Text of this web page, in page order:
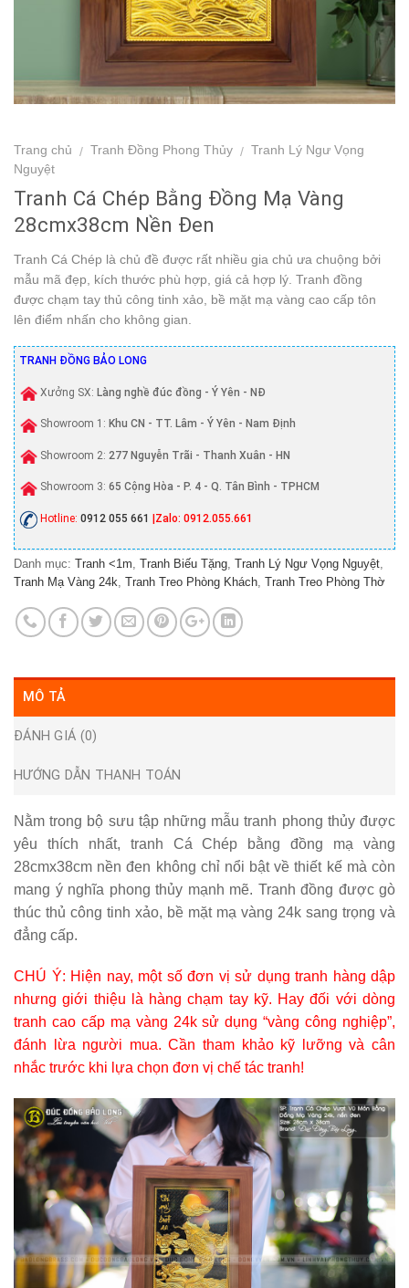
Trang chủ / Tranh Đồng Phong Thủy / Tranh Lý Ngư Vọng
Nguyệt
Tranh Cá Chép Bằng Đồng Mạ Vàng
28cmx38cm Nền Đen
Tranh Cá Chép là chủ đề được rất nhiều gia chủ ưa chuộng bởi
mẫu mã đẹp, kích thước phù hợp, giá cả hợp lý. Tranh đồng
được chạm tay thủ công tinh xảo, bề mặt mạ vàng cao cấp tôn
lên điểm nhấn cho không gian.
TRANH ĐỒNG BẢO LONG
Xưởng SX: Làng nghề đúc đồng - Ý Yên - NĐ
Showroom 1: Khu CN - TT. Lâm - Ý Yên - Nam Định
Showroom 2: 277 Nguyễn Trãi - Thanh Xuân - HN
Showroom 3: 65 Cộng Hòa - P. 4 - Q. Tân Bình - TPHCM
Hotline: 0912 055 661 |Zalo: 0912.055.661
Danh mục: Tranh <1m Tranh Biếu Tặng Tranh Lý Ngư Vọng Nguyệt
Tranh Mạ Vàng 24k Tranh Treo Phòng Khách Tranh Treo Phòng Thờ
MÔ TẢ
ĐÁNH GIÁ (0)
HƯỚNG DẪN THANH TOÁN
Nằm trong bộ sưu tập những mẫu tranh phong thủy được
yêu thích nhất, tranh Cá Chép bằng đồng mạ vàng
28cmx38cm nền đen không chỉ nổi bật về thiết kế mà còn
mang ý nghĩa phong thủy mạnh mẽ. Tranh đồng được gò
thúc thủ công tinh xảo, bề mặt mạ vàng 24k sang trọng và
đẳng cấp.
CHÚ Ý: Hiện nay, một số đơn vị sử dụng tranh hàng dập
nhưng giới thiệu là hàng chạm tay kỹ. Hay đối với dòng
tranh cao cấp mạ vàng 24k sử dụng “vàng công nghiệp”,
đánh lừa người mua. Cần tham khảo kỹ lưỡng và cân
nhắc trước khi lựa chọn đơn vị chế tác tranh!